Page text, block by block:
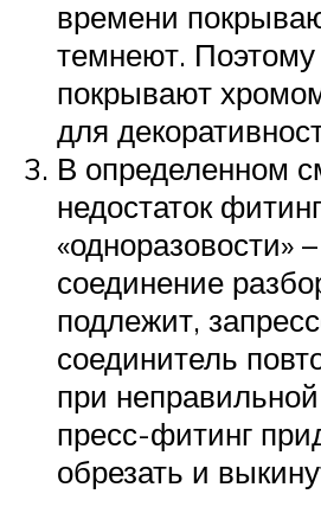
времени
темнеют. Поэтому
покрывают
для
В определенном
недостаток
«одноразовости»
соединение
подлежит,
соединитель
при
пресс-фитинг
обрезать и